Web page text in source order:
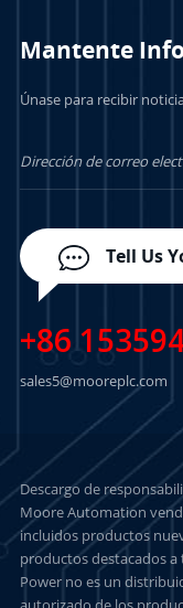
Mantente
Únase para recibir
Tell Us
+86
sales5@mooreplc.com
Descargo de
Moore Automation
incluidos productos
productos destacados
Power no es un